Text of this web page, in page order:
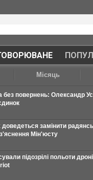
|
Місяць
без повернень: Олександр
замінити
Мін'юсту
підозрілі польоти